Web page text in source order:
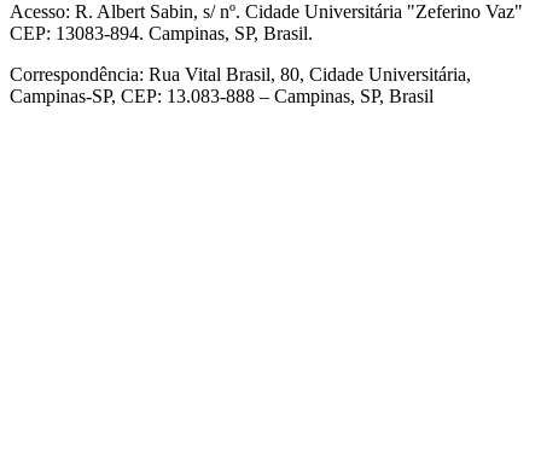
Acesso: R. Albert Sabin, s/ nº. Cidade Universitária "Zeferino Vaz"
CEP: 13083-894. Campinas, SP, Brasil.
Correspondência: Rua Vital Brasil, 80, Cidade Universitária,
Campinas-SP, CEP: 13.083-888 – Campinas, SP, Brasil